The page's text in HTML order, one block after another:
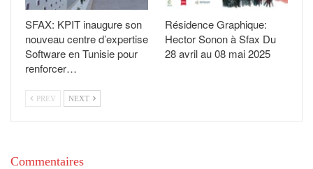
SFAX: KPIT inaugure son
nouveau centre d’expertise
Software en Tunisie pour
renforcer…
Résidence Graphique:
Hector Sonon à Sfax Du
28 avril au 08 mai 2025
PREV NEXT
Commentaires